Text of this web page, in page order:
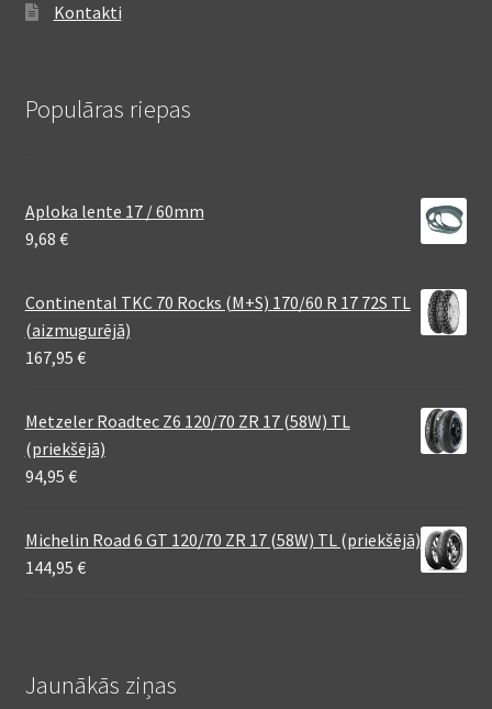
Kontakti
Populāras riepas
Aploka lente 17 / 60mm
9,68 €
Continental TKC 70 Rocks (M+S) 170/60 R 17 72S TL
(aizmugurējā)
167,95 €
Metzeler Roadtec Z6 120/70 ZR 17 (58W) TL
(priekšējā)
94,95 €
Michelin Road 6 GT 120/70 ZR 17 (58W) TL (priekšējā)
144,95 €
Jaunākās ziņas